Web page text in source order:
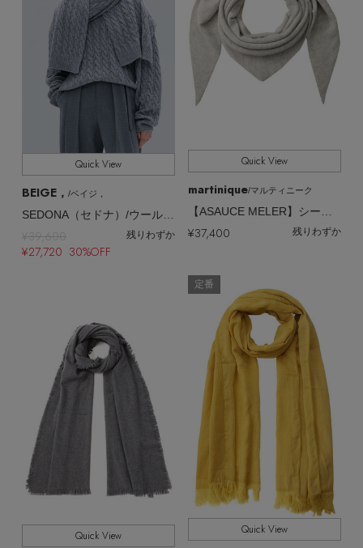
Quick View
martinique/マルティニーク
【ASAUCE MELER】シームレストライアングルカシミヤニットストール
¥37,400 残りわずか
Quick View
BEIGE， /ベイジ，
SEDONA（セドナ）/ウールカシミヤケーブルストール
¥39,600 残りわずか
¥27,720 30%OFF
定番
Quick View
Quick View